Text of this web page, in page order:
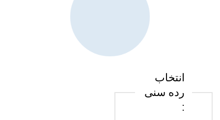
انتخاب
رده سنی
: